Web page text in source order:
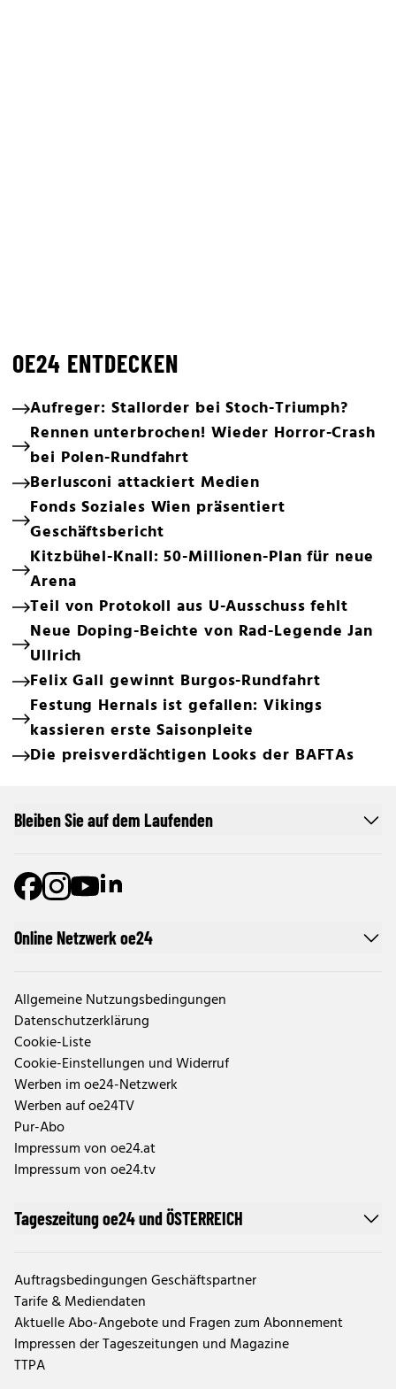
OE24 ENTDECKEN
Aufreger: Stallorder bei Stoch-Triumph?
Rennen unterbrochen! Wieder Horror-Crash
bei Polen-Rundfahrt
Berlusconi attackiert Medien
Fonds Soziales Wien präsentiert
Geschäftsbericht
Kitzbühel-Knall: 50-Millionen-Plan für neue
Arena
Teil von Protokoll aus U-Ausschuss fehlt
Neue Doping-Beichte von Rad-Legende Jan
Ullrich
Felix Gall gewinnt Burgos-Rundfahrt
Festung Hernals ist gefallen: Vikings
kassieren erste Saisonpleite
Die preisverdächtigen Looks der BAFTAs
Online Netzwerk oe24
Allgemeine Nutzungsbedingungen
Datenschutzerklärung
Cookie-Liste
Cookie-Einstellungen und Widerruf
Werben im oe24-Netzwerk
Werben auf oe24TV
Pur-Abo
Impressum von oe24.at
Impressum von oe24.tv
Tageszeitung oe24 und ÖSTERREICH
Auftragsbedingungen Geschäftspartner
Tarife & Mediendaten
Aktuelle Abo-Angebote und Fragen zum Abonnement
Impressen der Tageszeitungen und Magazine
TTPA
Bleiben Sie auf dem Laufenden